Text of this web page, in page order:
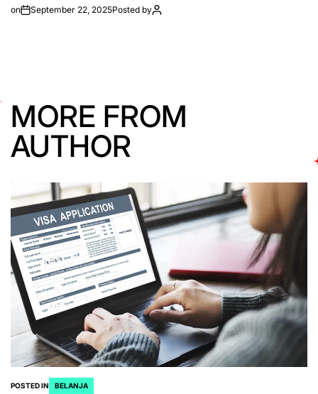
on September 22, 2025Posted by
MORE FROM
AUTHOR
POSTED IN BELANJA